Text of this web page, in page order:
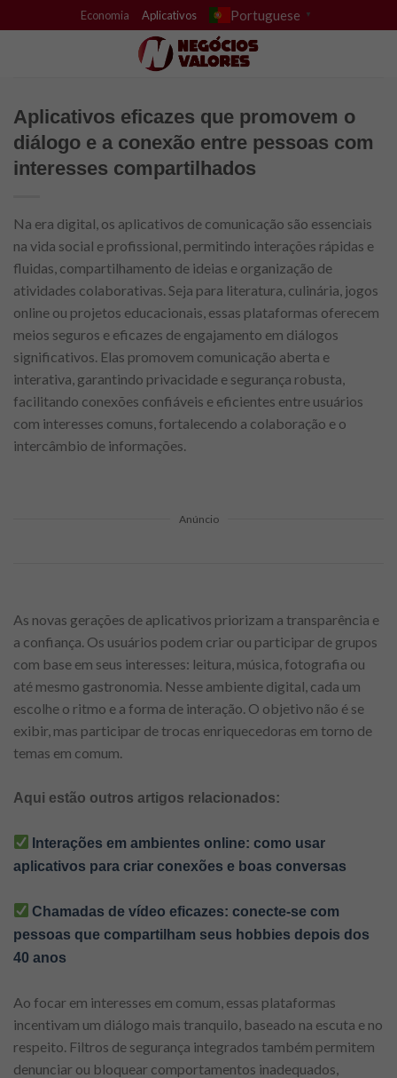
to
Economia Aplicativos Portuguese ▼
Aplicativos eficazes que promovem o
diálogo e a conexão entre pessoas com
interesses compartilhados
Na era digital, os aplicativos de comunicação são essenciais
na vida social e profissional, permitindo interações rápidas e
fluidas, compartilhamento de ideias e organização de
atividades colaborativas. Seja para literatura, culinária, jogos
online ou projetos educacionais, essas plataformas oferecem
meios seguros e eficazes de engajamento em diálogos
significativos. Elas promovem comunicação aberta e
interativa, garantindo privacidade e segurança robusta,
facilitando conexões confiáveis e eficientes entre usuários
com interesses comuns, fortalecendo a colaboração e o
intercâmbio de informações.
Anúncio
As novas gerações de aplicativos priorizam a transparência e
a confiança. Os usuários podem criar ou participar de grupos
com base em seus interesses: leitura, música, fotografia ou
até mesmo gastronomia. Nesse ambiente digital, cada um
escolhe o ritmo e a forma de interação. O objetivo não é se
exibir, mas participar de trocas enriquecedoras em torno de
temas em comum.
Aqui estão outros artigos relacionados:
Interações em ambientes online: como usar
aplicativos para criar conexões e boas conversas
Chamadas de vídeo eficazes: conecte-se com
pessoas que compartilham seus hobbies depois dos
40 anos
Ao focar em interesses em comum, essas plataformas
incentivam um diálogo mais tranquilo, baseado na escuta e no
respeito. Filtros de segurança integrados também permitem
denunciar ou bloquear comportamentos inadequados,